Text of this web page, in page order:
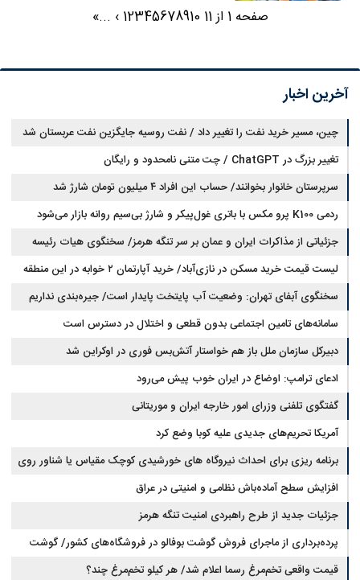
صفحه 1 از 11 12345678910
›
...
»
آخرین اخبار
چین، مسیر خرید نفت را تغییر داد / نفت روسیه جایگزین نفت عربستان شد
تغییر بزرگ در ChatGPT / چت متنی نامحدود و رایگان
سرپرستان خانوار بخوانند/ حساب این افراد ۴ میلیون تومان شارژ شد
ردمی K100 پرو مکس با باتری غول‌پیکر و شارژ بی‌سیم روانه بازار می‌شود
جزئیاتی از مذاکرات ایران و عمان بر سر تنگه هرمز/ سخنگوی هیات رئیسه
مجلس: بیانیه‌ای شامل تصحیح مسیر تردد دریایی در تنگه، در آستانه نهایی شدن
است
لیست قیمت خرید مسکن در نازی‌آباد/ خرید آپارتمان ۲ خوابه در این منطقه
چقدر سرمایه نیاز دارد؟ + جدول مردادماه ۱۴۰۵
سخنگوی آبفای تهران: وضعیت آب پایتخت پایدار است/ جیره‌بندی نداریم
سامانه‌های تامین اجتماعی بدون قطعی و اختلال در دسترس است
دبیرکل سازمان ملل باز هم خواستار آتش‌بس فوری در اوکراین شد
ادعای ترامپ: اوضاع در ایران خوب پیش می‌رود
گفتگوی تلفنی وزرای امور خارجه ایران و موریتانی
آمریکا تحریم‌های جدیدی علیه کوبا وضع کرد
برنامه ریزی برای احداث نیروگاه های خورشیدی کوچک مقیاس یا شناور روی
آب در مازندران
افزایش سطح آماده‌باش نظامی و امنیتی در عراق
جزئیات جدید از طرح راهبردی امنیت تنگه هرمز
پرده‌برداری از ماجرای فروش گوشت بوفالو در فروشگاه‌های کشور/ گوشت
بوفالو از کجا وارد می‌شود؟/ هر کیلو بوفالو با چه قیمتی به فروش می‌رود؟
قیمت واقعی تخم‌مرغ رسما اعلام شد/ هر کیلو تخم‌مرغ چند؟